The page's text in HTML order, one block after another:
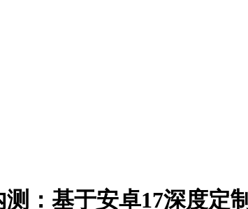
：基于安卓17深度定制